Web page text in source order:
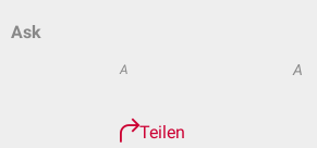
Ask
A A
Teilen